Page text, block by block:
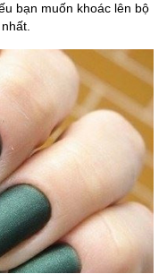
bạn muốn khoác lên bộ